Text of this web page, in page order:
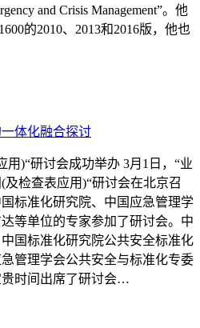
and Crisis Management”。他
的2010、2013和2016版，他也
体化融合探讨
用)“研讨会成功举办 3月1日，“业
及检查表应用)“研讨会在北京召
标准化研究院、中国应急管理学
等单位的专家参加了研讨会。中
国标准化研究院公共安全标准化
管理学会公共安全与标准化专委
时间出席了研讨会…